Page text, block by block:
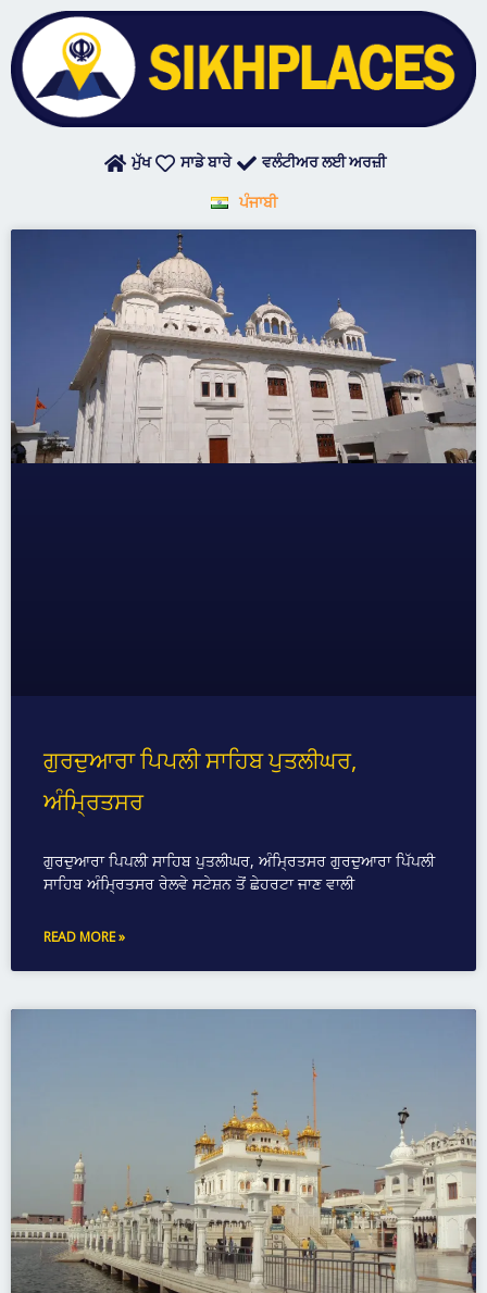
content
ਮੁੱਖ ਸਾਡੇ ਬਾਰੇ ਵਲੰਟੀਅਰ ਲਈ ਅਰਜ਼ੀ
ਪੰਜਾਬੀ
ਗੁਰਦੁਆਰਾ ਪਿਪਲੀ ਸਾਹਿਬ ਪੁਤਲੀਘਰ,
ਅੰਮ੍ਰਿਤਸਰ
ਗੁਰਦੁਆਰਾ ਪਿਪਲੀ ਸਾਹਿਬ ਪੁਤਲੀਘਰ, ਅੰਮ੍ਰਿਤਸਰ ਗੁਰਦੁਆਰਾ ਪਿੱਪਲੀ
ਸਾਹਿਬ ਅੰਮ੍ਰਿਤਸਰ ਰੇਲਵੇ ਸਟੇਸ਼ਨ ਤੋਂ ਛੇਹਰਟਾ ਜਾਣ ਵਾਲੀ
READ MORE »